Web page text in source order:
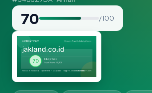
70 / 100